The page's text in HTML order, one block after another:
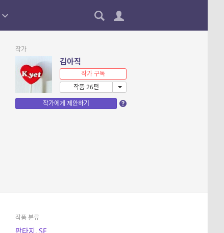
작가
김아직
작가 구독
작품 26편
작가에게 제안하기
작품 분류
판타지, SF